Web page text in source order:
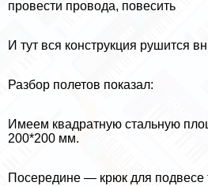
провести провода, повесить
И тут вся конструкция рушится
Разбор полетов показал:
Имеем квадратную стальную
200*200 мм.
Посередине — крюк для подвесе